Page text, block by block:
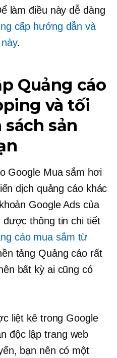
làm điều này dễ dàng
cấp hướng dẫn và
.
Quảng cáo
và tối
sản
Google Mua sắm hơi
dịch quảng cáo khác
Google Ads của
thông tin chi tiết
cáo mua sắm từ
tảng Quảng cáo rất
bất kỳ ai cũng có
liệt kê trong Google
độc lập trang web
bạn nên có một